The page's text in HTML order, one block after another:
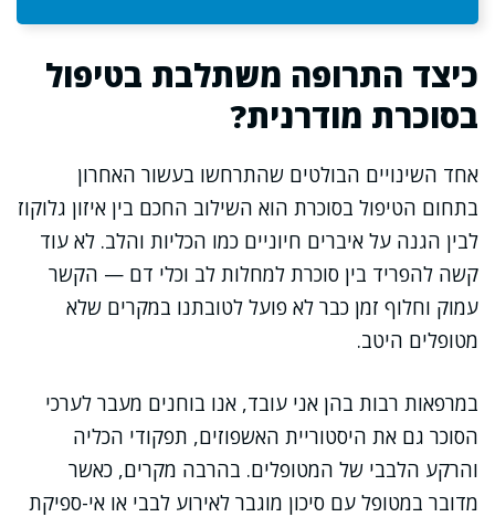
כיצד התרופה משתלבת בטיפול
בסוכרת מודרנית?
אחד השינויים הבולטים שהתרחשו בעשור האחרון
בתחום הטיפול בסוכרת הוא השילוב החכם בין איזון גלוקוז
לבין הגנה על איברים חיוניים כמו הכליות והלב. לא עוד
קשה להפריד בין סוכרת למחלות לב וכלי דם — הקשר
עמוק וחלוף זמן כבר לא פועל לטובתנו במקרים שלא
מטופלים היטב.
במרפאות רבות בהן אני עובד, אנו בוחנים מעבר לערכי
הסוכר גם את היסטוריית האשפוזים, תפקודי הכליה
והרקע הלבבי של המטופלים. בהרבה מקרים, כאשר
מדובר במטופל עם סיכון מוגבר לאירוע לבבי או אי-ספיקת